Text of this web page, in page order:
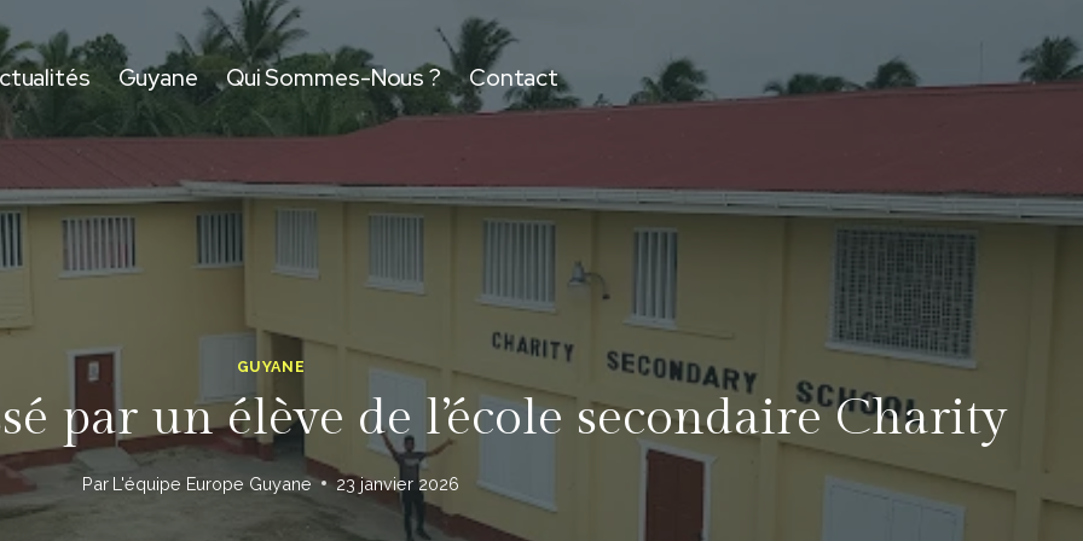
Guyane Qui Sommes-Nous ? Contact
GUYANE
par un élève de l’école secondaire Charity
Par L'équipe Europe Guyane 23 janvier 2026